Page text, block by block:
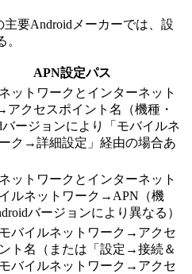
主要Androidメーカーでは、設
APN設定パス
ットワークとインターネット
クセスポイント名（機種・
バージョンにより「モバイルネ
ク→詳細設定」経由の場合あ
ットワークとインターネット
ルネットワーク→APN（機
バージョンにより異なる）
バイルネットワーク→アクセ
ト名（または「設定→接続＆
バイルネットワーク→アクセ